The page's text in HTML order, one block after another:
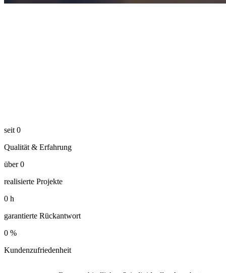
seit 0
Qualität & Erfahrung
über 0
realisierte Projekte
0 h
garantierte Rückantwort
0 %
Kundenzufriedenheit